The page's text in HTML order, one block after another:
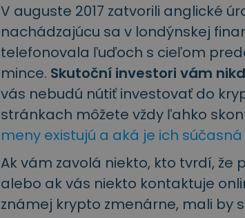
V auguste 2017 zatvorili anglické
nachádzajúcu sa v londýnskej
telefonovala ľuďoch s cieľom
mince. Skutoční investori vám
vás nebudú nútiť investovať do
stránkach môžete vždy ľahko
meny existujú a aká je ich
Ak vám zavolá niekto, kto tvrdí, že
alebo ak vás niekto kontaktuje
známej krypto zmenárne, mali by